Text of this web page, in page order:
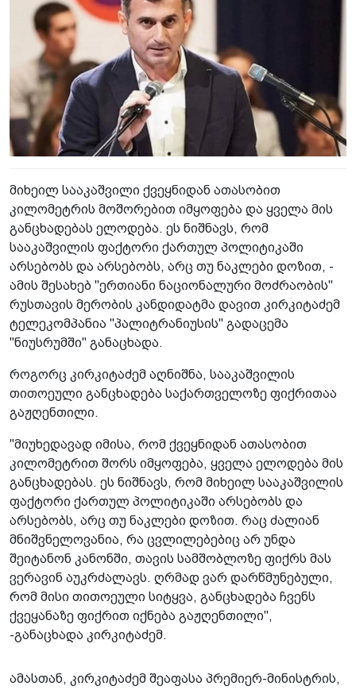
მიხეილ სააკაშვილი ქვეყნიდან ათასობით
კილომეტრის მოშორებით იმყოფება და ყველა მის
განცხადებას ელოდება. ეს ნიშნავს, რომ
სააკაშვილის ფაქტორი ქართულ პოლიტიკაში
არსებობს და არსებობს, არც თუ ნაკლები დოზით, -
ამის შესახებ "ერთიანი ნაციონალური მოძრაობის"
რუსთავის მერობის კანდიდატმა დავით კირკიტაძემ
ტელეკომპანია "პალიტრანიუსის" გადაცემა
"ნიუსრუმში" განაცხადა.
როგორც კირკიტაძემ აღნიშნა, სააკაშვილის
თითოეული განცხადება საქართველოზე ფიქრითაა
გაჟღენთილი.
"მიუხედავად იმისა, რომ ქვეყნიდან ათასობით
კილომეტრით შორს იმყოფება, ყველა ელოდება მის
განცხადებას. ეს ნიშნავს, რომ მიხეილ სააკაშვილის
ფაქტორი ქართულ პოლიტიკაში არსებობს და
არსებობს, არც თუ ნაკლები დოზით. რაც ძალიან
მნიშვნელოვანია, რა ცვლილებებიც არ უნდა
შეიტანონ კანონში, თავის სამშობლოზე ფიქრს მას
ვერავინ აუკრძალავს. ღრმად ვარ დარწმუნებული,
რომ მისი თითოეული სიტყვა, განცხადება ჩვენს
ქვეყანაზე ფიქრით იქნება გაჟღენთილი",
-განაცხადა კირკიტაძემ.
ამასთან, კირკიტაძემ შეაფასა პრემიერ-მინისტრის,